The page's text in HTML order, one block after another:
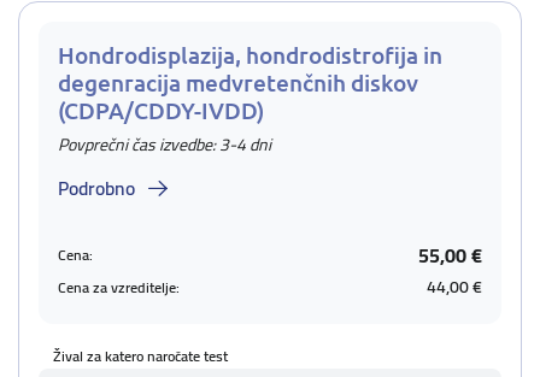
Hondrodisplazija, hondrodistrofija in
degenracija medvretenčnih diskov
(CDPA/CDDY-IVDD)
Povprečni čas izvedbe: 3-4 dni
Podrobno
Cena: 55,00 €
Cena za vzreditelje: 44,00 €
Žival za katero naročate test